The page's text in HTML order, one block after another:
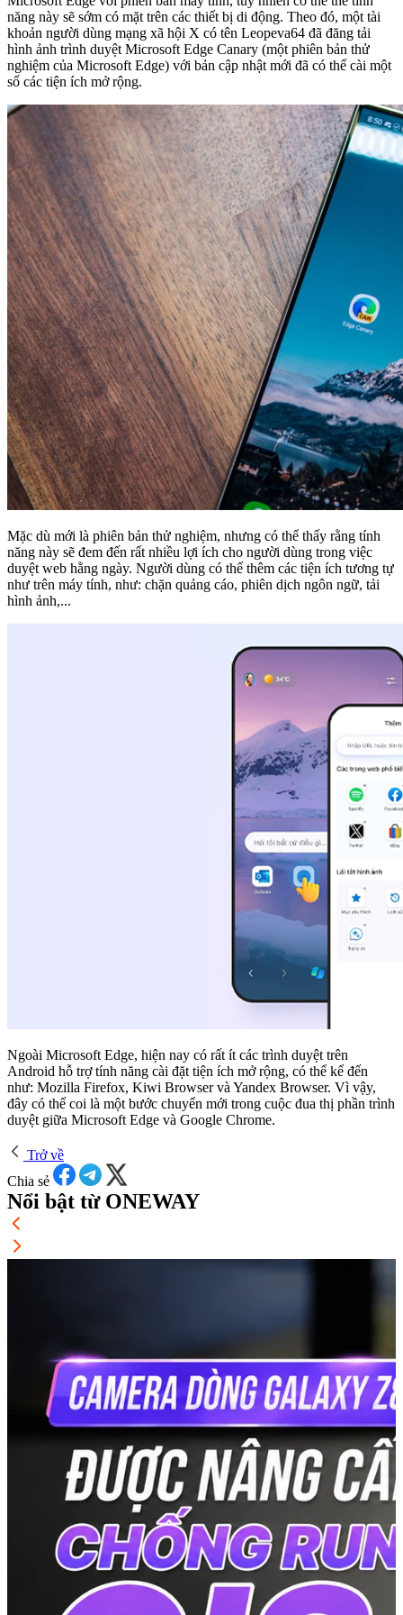
năng này sẽ sớm có mặt trên các thiết bị di động. Theo đó, một tài
khoản người dùng mạng xã hội X có tên Leopeva64 đã đăng tải
hình ảnh trình duyệt Microsoft Edge Canary (một phiên bản thử
nghiệm của Microsoft Edge) với bản cập nhật mới đã có thể cài một
số các tiện ích mở rộng.
Mặc dù mới là phiên bản thử nghiệm, nhưng có thể thấy rằng tính
năng này sẽ đem đến rất nhiều lợi ích cho người dùng trong việc
duyệt web hằng ngày. Người dùng có thể thêm các tiện ích tương tự
như trên máy tính, như: chặn quảng cáo, phiên dịch ngôn ngữ, tải
hình ảnh,...
Ngoài Microsoft Edge, hiện nay có rất ít các trình duyệt trên
Android hỗ trợ tính năng cài đặt tiện ích mở rộng, có thể kể đến
như: Mozilla Firefox, Kiwi Browser và Yandex Browser. Vì vậy,
đây có thể coi là một bước chuyển mới trong cuộc đua thị phần trình
duyệt giữa Microsoft Edge và Google Chrome.
Trở về
Chia sẻ
Nổi bật từ ONEWAY